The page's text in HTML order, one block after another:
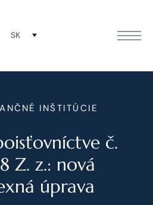
SK
INŠTITÚCIE
č.
Z. z.: nová
úprava